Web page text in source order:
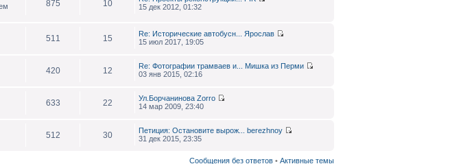
875 10
15 дек 2012, 01:32
511 15 Re: Исторические автобусн...
Ярослав
15 июл 2017, 19:05
420 12 Re: Фотографии трамваев и...
Мишка из Перми
03 янв 2015, 02:16
633 22 Ул.Борчанинова Zorro
14 мар 2009, 23:40
512 30 Петиция: Остановите вырож...
berezhnoy
31 дек 2015, 23:35
Сообщения без ответов • Активные темы